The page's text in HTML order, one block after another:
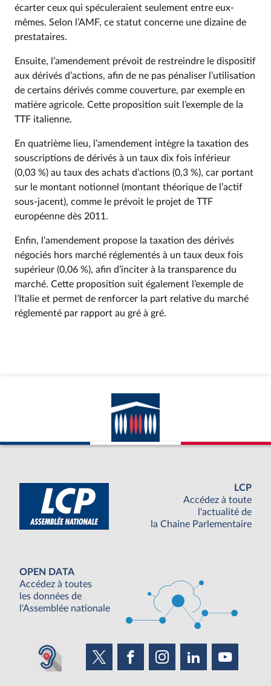
écarter ceux qui spéculeraient seulement entre eux-
mêmes. Selon l’AMF, ce statut concerne une dizaine de
prestataires.
Ensuite, l’amendement prévoit de restreindre le dispositif
aux dérivés d’actions, afin de ne pas pénaliser l’utilisation
de certains dérivés comme couverture, par exemple en
matière agricole. Cette proposition suit l’exemple de la
TTF italienne.
En quatrième lieu, l’amendement intègre la taxation des
souscriptions de dérivés à un taux dix fois inférieur
(0,03 %) au taux des achats d’actions (0,3 %), car portant
sur le montant notionnel (montant théorique de l’actif
sous-jacent), comme le prévoit le projet de TTF
européenne dès 2011.
Enfin, l’amendement propose la taxation des dérivés
négociés hors marché réglementés à un taux deux fois
supérieur (0,06 %), afin d’inciter à la transparence du
marché. Cette proposition suit également l’exemple de
l’Italie et permet de renforcer la part relative du marché
réglementé par rapport au gré à gré.
LCP
Accédez à toute
l'actualité de
la Chaine Parlementaire
OPEN DATA
Accédez à toutes
les données de
l'Assemblée nationale